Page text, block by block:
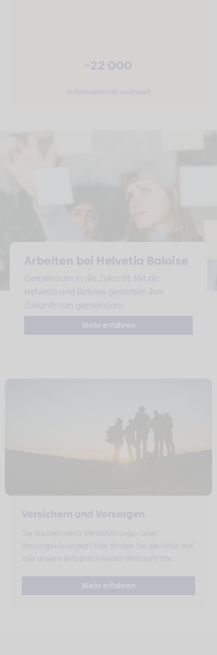
~22 000
Mitarbeitende weltweit
Arbeiten bei Helvetia Baloise
Gemeinsam in die Zukunft. Mit dir.
Helvetia und Baloise gestalten ihre
Zukunft nun gemeinsam.
Mehr erfahren
Versichern und Vorsorgen
Sie suchen nach Versicherungs- oder
Vorsorgelösungen? Hier finden Sie die Links auf
alle unsere entsprechenden Webauftritte.
Mehr erfahren